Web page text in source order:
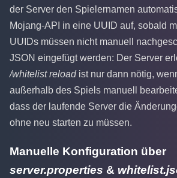
der Server den Spielernamen
Mojang-API in eine UUID auf, sobald
UUIDs müssen nicht manuell
JSON eingefügt werden: Der Server
/whitelist reloadist nur dann nötig,
außerhalb des Spiels manuell
dass der laufende Server die
ohne neu starten zu müssen.
Manuelle Konfiguration über
server.properties &